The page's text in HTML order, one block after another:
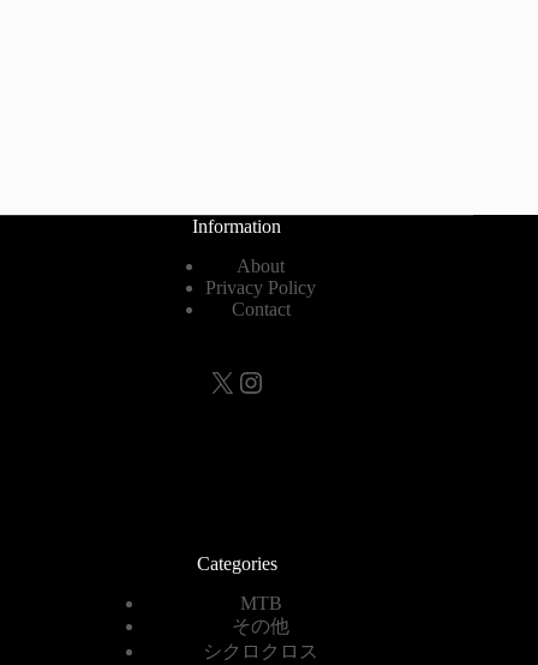
Information
About
Privacy Policy
Contact
X Instagram
Categories
MTB
その他
シクロクロス